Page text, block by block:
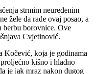
strmim neuređenim
žele da rade ovaj posao, a
berbu borovnice. Ove
Cvjetinović.
Kočević, koja je godinama
kišno i hladno
je jak mraz nakon dugog